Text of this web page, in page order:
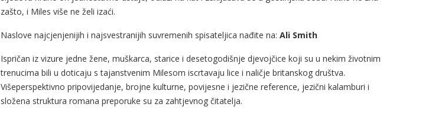
zašto, i Miles više ne želi izaći.
Naslove najcjenjenijih i najsvestranijih suvremenih spisateljica nađite na: Ali Smith
Ispričan iz vizure jedne žene, muškarca, starice i desetogodišnje djevojčice koji su u nekim životnim
trenucima bili u doticaju s tajanstvenim Milesom iscrtavaju lice i naličje britanskog društva.
Višeperspektivno pripovijedanje, brojne kulturne, povijesne i jezične reference, jezični kalamburi i
složena struktura romana preporuke su za zahtjevnog čitatelja.